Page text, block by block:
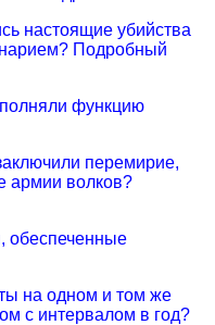
настоящие убийства
Подробный
функцию
перемирие,
армии волков?
обеспеченные
на одном и том же
с интервалом в год?